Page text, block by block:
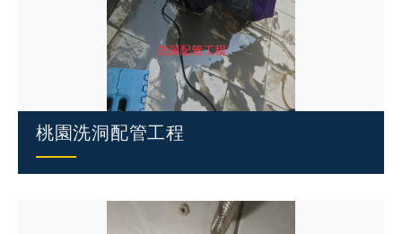
桃園洗洞配管工程